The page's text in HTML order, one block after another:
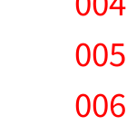
005
006